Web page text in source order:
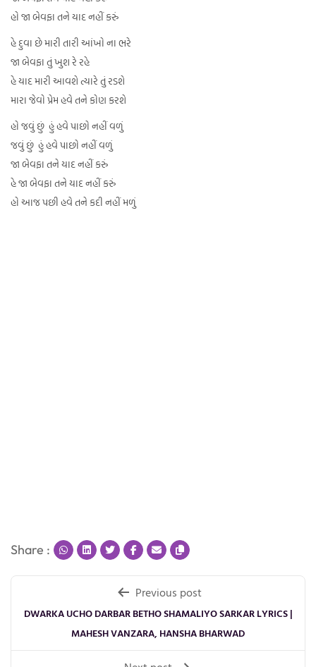
હો જા બેવફા તને યાદ નહીં કરું
હે દુવા છે મારી તારી આંખો ના ભરે
જા બેવફા તું ખુશ રે રહે
હે યાદ મારી આવશે ત્યારે તું રડશે
મારા જેવો પ્રેમ હવે તને કોણ કરશે
હો જવું છું હું હવે પાછો નહીં વળું
જવું છું હું હવે પાછો નહીં વળું
જા બેવફા તને યાદ નહીં કરું
હે જા બેવફા તને યાદ નહીં કરું
હો આજ પછી હવે તને કદી નહીં મળું
Share :
navigation
Previous post
DWARKA UCHO DARBAR BETHO SHAMALIYO SARKAR LYRICS |
MAHESH VANZARA, HANSHA BHARWAD